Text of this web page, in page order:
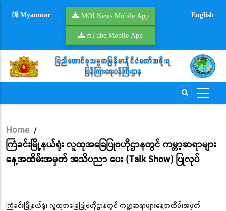
Myanmar MOI News Mobile App
mTube Mobile App
English
Breadcrumb
Home /
ကြံခင်းမြို့နယ်ရုံး လူထုအခြေပြုဗဟိုဌာနတွင် ကမ္ဘာ့ဆရာများ
နေ့အထိမ်းအမှတ် အသိပညာ ပေး (Talk Show) ပြုလုပ်
ကြံခင်းမြို့နယ်ရုံး လူထုအခြေပြုဗဟိုဌာနတွင် ကမ္ဘာ့ဆရာများနေ့အထိမ်းအမှတ်